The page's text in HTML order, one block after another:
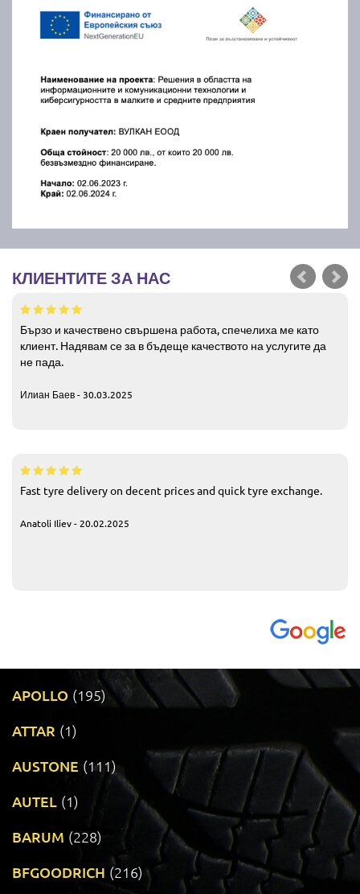
КЛИЕНТИТЕ ЗА НАС
Бързо и качествено свършена работа, спечелиха ме като
клиент. Надявам се за в бъдеще качеството на услугите да
не пада.
Илиан Баев - 30.03.2025
Fast tyre delivery on decent prices and quick tyre exchange.
Anatoli Iliev - 20.02.2025
APOLLO (195)
ATTAR (1)
AUSTONE (111)
AUTEL (1)
BARUM (228)
BFGOODRICH (216)